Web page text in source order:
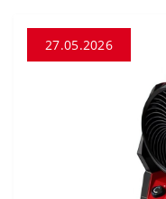
27.05.2026